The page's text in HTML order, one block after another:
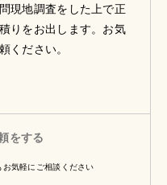
現地調査をした上で正
りをお出します。お気
ください。
をする
気軽にご相談ください